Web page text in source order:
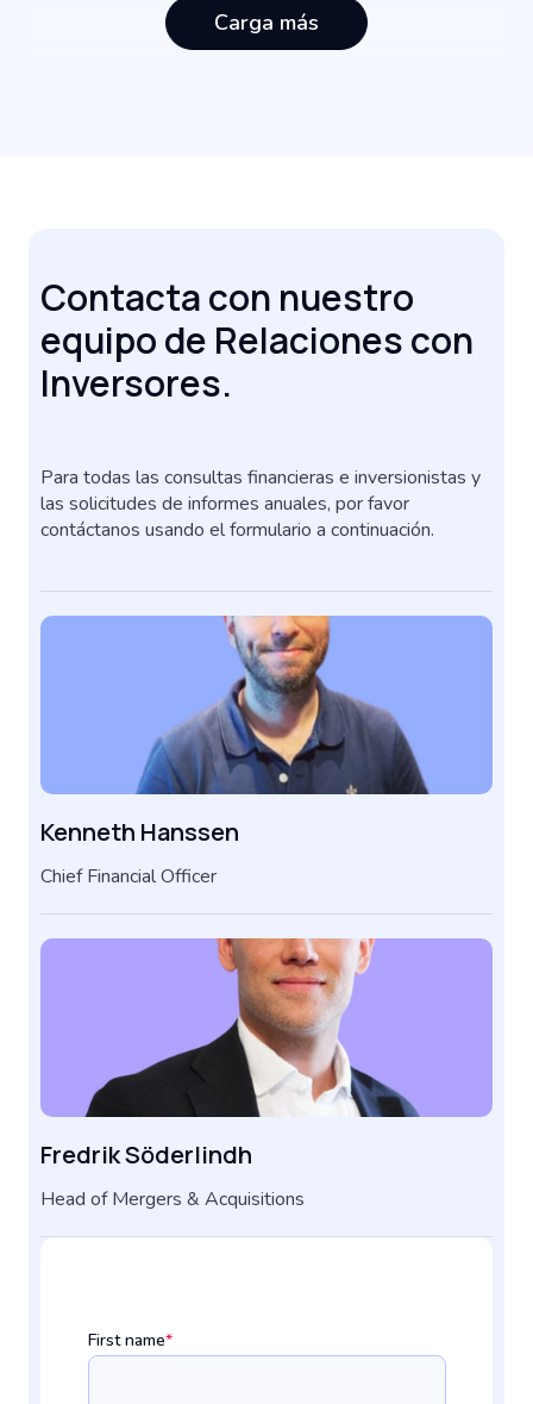
Carga más
Contacta con nuestro
equipo de Relaciones con
Inversores.
Para todas las consultas financieras e inversionistas y
las solicitudes de informes anuales, por favor
contáctanos usando el formulario a continuación.
Kenneth Hanssen
Chief Financial Officer
Fredrik Söderlindh
Head of Mergers & Acquisitions
First name*